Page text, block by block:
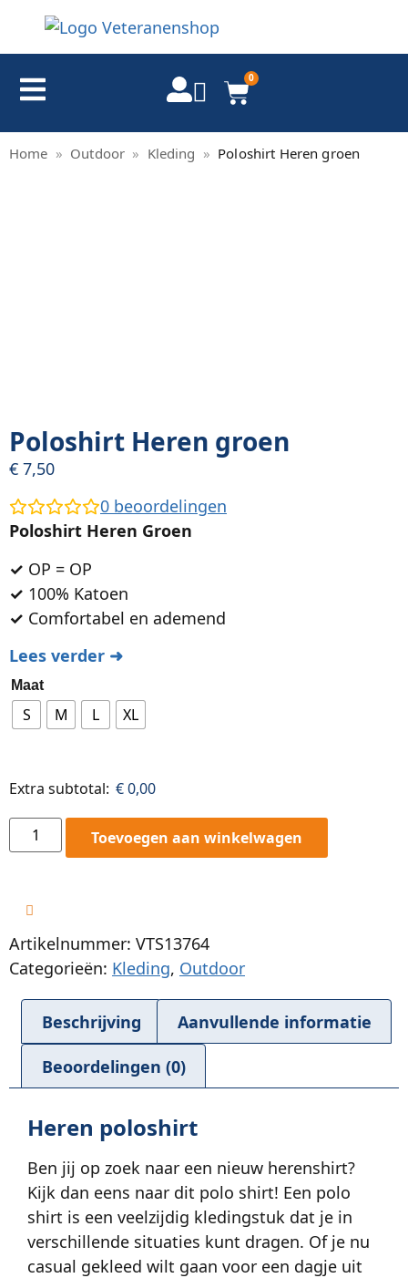
0
Home » Outdoor » Kleding » Poloshirt Heren groen
Poloshirt Heren groen
€ 7,50
0 beoordelingen
Poloshirt Heren Groen
✓ OP = OP
✓ 100% Katoen
✓ Comfortabel en ademend
Lees verder ➜
Maat
S M L XL
Extra subtotal: €0,00
Toevoegen aan winkelwagen
Artikelnummer: VTS13764
Categorieën: Kleding, Outdoor
Beschrijving Aanvullende informatie
Beoordelingen (0)
Heren poloshirt
Ben jij op zoek naar een nieuw herenshirt?
Kijk dan eens naar dit polo shirt! Een polo
shirt is een veelzijdig kledingstuk dat je in
verschillende situaties kunt dragen. Of je nu
casual gekleed wilt gaan voor een dagje uit